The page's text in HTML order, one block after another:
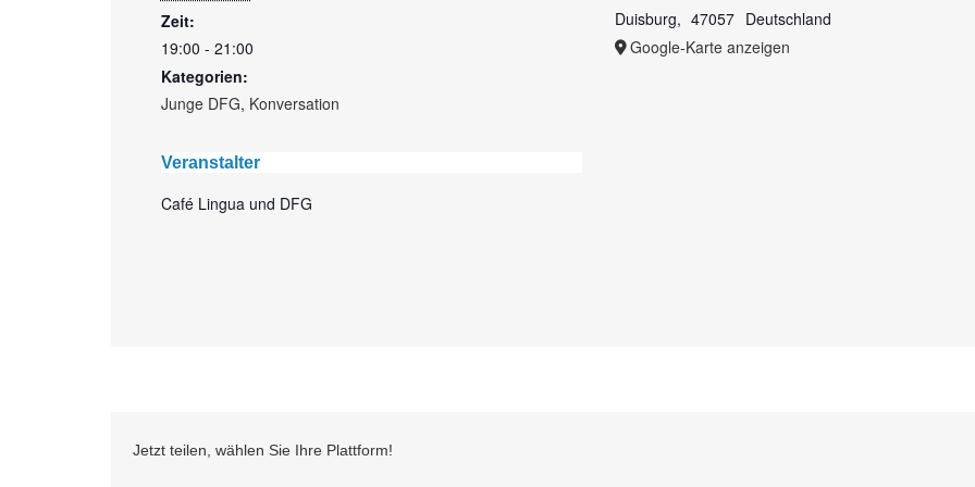
Zeit:
19:00 - 21:00
Kategorien:
Junge DFG, Konversation
Veranstalter
Café Lingua und DFG
Duisburg, 47057 Deutschland
Google-Karte anzeigen
Jetzt teilen, wählen Sie Ihre Plattform!